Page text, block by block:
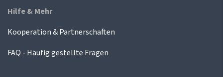
Hilfe & Mehr
Kooperation & Partnerschaften
FAQ - Häufig gestellte Fragen